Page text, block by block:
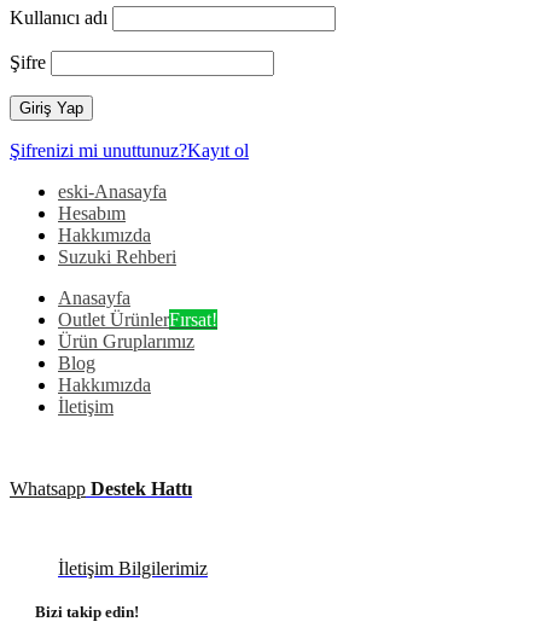
Kullanıcı adı
Şifre
Şifrenizi mi unuttunuz?Kayıt ol
eski-Anasayfa
Hesabım
Hakkımızda
Suzuki Rehberi
Anasayfa
Outlet ÜrünlerFırsat!
Ürün Gruplarımız
Blog
Hakkımızda
İletişim
Whatsapp Destek Hattı
İletişim Bilgilerimiz
Bizi takip edin!